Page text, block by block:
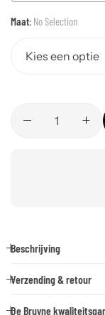
Maat: No Selection
Beschrijving
Verzending & retour
De Bruyne